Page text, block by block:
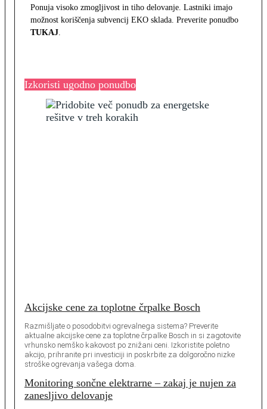
Ponuja visoko zmogljivost in tiho delovanje. Lastniki imajo
možnost koriščenja subvencij EKO sklada. Preverite ponudbo
TUKAJ.
Izkoristi ugodno ponudbo
Akcijske cene za toplotne črpalke Bosch
Razmišljate o posodobitvi ogrevalnega sistema? Preverite
aktualne akcijske cene za toplotne črpalke Bosch in si zagotovite
vrhunsko nemško kakovost po znižani ceni. Izkoristite poletno
akcijo, prihranite pri investiciji in poskrbite za dolgoročno nizke
stroške ogrevanja vašega doma.
Monitoring sončne elektrarne – zakaj je nujen za
zanesljivo delovanje